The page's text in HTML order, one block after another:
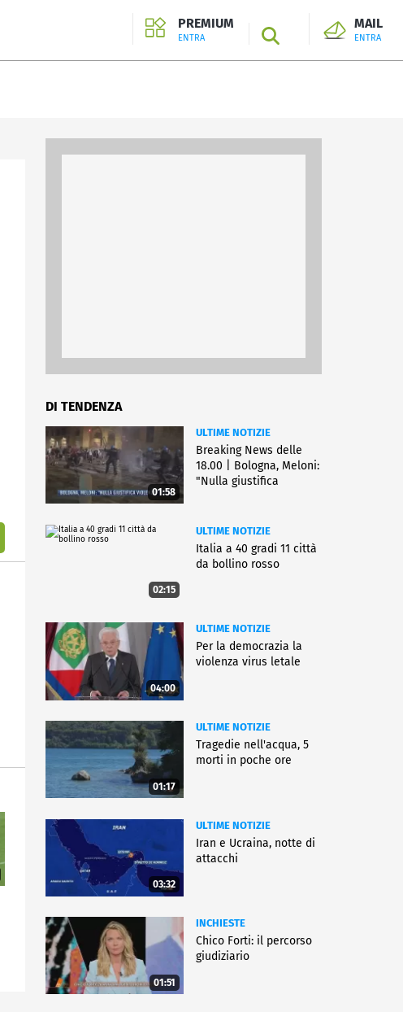
PREMIUM
ENTRA SEARCH
MAIL
ENTRA
DI TENDENZA
01:58
ULTIME NOTIZIE
Breaking News delle
18.00 | Bologna, Meloni:
"Nulla giustifica
02:15
ULTIME NOTIZIE
Italia a 40 gradi 11 città
da bollino rosso
04:00
ULTIME NOTIZIE
Per la democrazia la
violenza virus letale
01:17
ULTIME NOTIZIE
Tragedie nell'acqua, 5
morti in poche ore
03:32
ULTIME NOTIZIE
Iran e Ucraina, notte di
attacchi
01:51
INCHIESTE
Chico Forti: il percorso
giudiziario